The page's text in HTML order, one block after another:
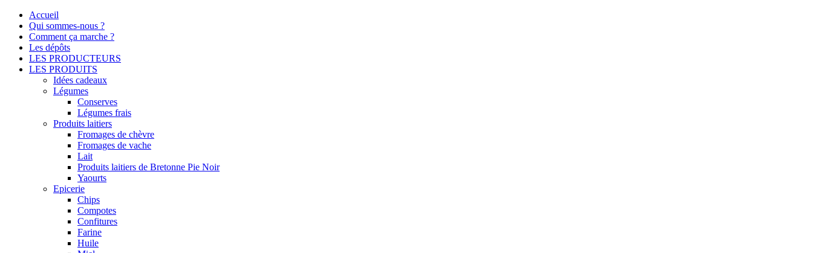
Accueil
Qui sommes-nous ?
Comment ça marche ?
Les dépôts
LES PRODUCTEURS
LES PRODUITS
Idées cadeaux
Légumes
Conserves
Légumes frais
Produits laitiers
Fromages de chèvre
Fromages de vache
Lait
Produits laitiers de Bretonne Pie Noir
Yaourts
Epicerie
Chips
Compotes
Confitures
Farine
Huile